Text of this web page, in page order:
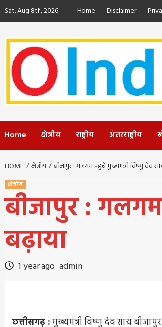
Skip
toSat. Aug 8th, 2026 Home Disclaimer
Home क्षेत्रीय राष्ट्रीय अंतरराष्ट्रीय
HOME क्षेत्रीय बीजापुर : गलगम पहुंचे मुख्यमंत्री विष्णु देव
क्षेत्रीय
बीजापुर :
बढ़ाया
1 year ago admin
छत्तीसगढ़ :मुख्यमंत्री विष्णु देव साय